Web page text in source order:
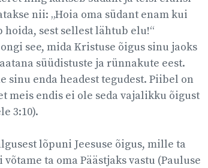
nii: „Hoia oma südant enam kui
sest sellest lähtub elu!“
ongi see, mida Kristuse õigus sinu jaoks
süüdistuste ja rünnakute eest.
sinu enda headest tegudest. Piibel on
meis endis ei ole seda vajalikku õigust
3:10).
lõpuni Jeesuse õigus, mille ta
ta oma Päästjaks vastu (Pauluse